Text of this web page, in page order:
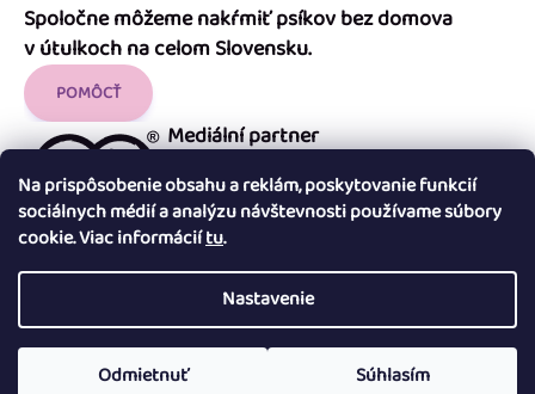
Na prispôsobenie obsahu a reklám, poskytovanie funkcií
sociálnych médií a analýzu návštevnosti používame súbory
cookie. Viac informáciítu.
Nastavenie
Odmietnuť Súhlasím
Spoločne môžeme nakŕmiť psíkov bez domova
v útulkoch na celom Slovensku.
POMÔCŤ
Mediální partner
Copyright 2026 Útulok Tuláčik. Všetky práva vyhradené.Upraviť